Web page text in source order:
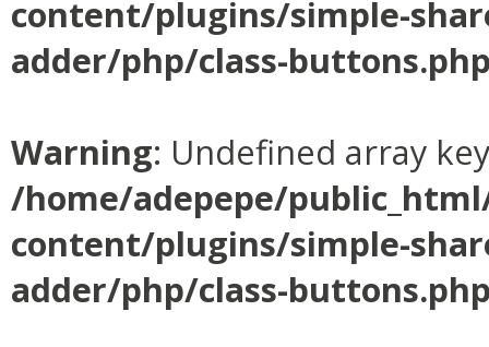
content/plugins/simple-
adder/php/class-
Warning: Undefined array
/home/adepepe/
content/plugins/simple-
adder/php/class-